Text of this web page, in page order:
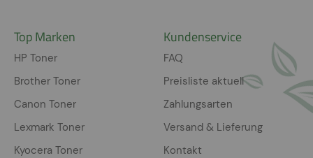
Top Marken
HP Toner
Brother Toner
Canon Toner
Lexmark Toner
Kyocera Toner
Kundenservice
FAQ
Preisliste aktuell
Zahlungsarten
Versand & Lieferung
Kontakt